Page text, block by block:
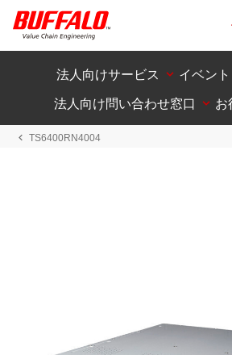
法人向けサービス
イベン
法人向け問い合わせ窓口
お
TS6400RN4004